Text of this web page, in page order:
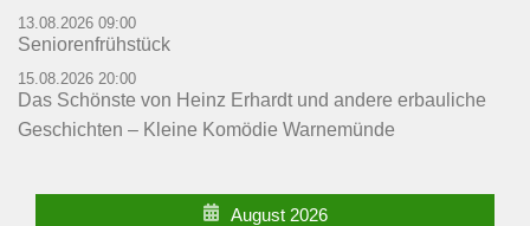
13.08.2026 09:00
Seniorenfrühstück
15.08.2026 20:00
Das Schönste von Heinz Erhardt und andere erbauliche
Geschichten – Kleine Komödie Warnemünde
August 2026